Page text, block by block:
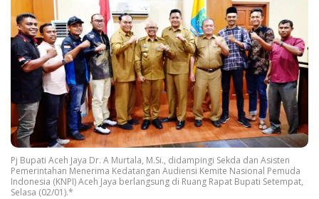
Pj Bupati Aceh Jaya Dr. A Murtala, M.Si., didampingi Sekda dan Asisten
Pemerintahan Menerima Kedatangan Audiensi Kemite Nasional Pemuda
Indonesia (KNPI) Aceh Jaya berlangsung di Ruang Rapat Bupati Setempat,
Selasa (02/01).*